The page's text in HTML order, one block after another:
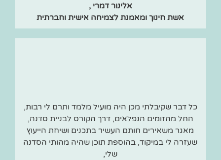
אלינור דמרי ,
אשת חינוך ומאמנת לצמיחה אישית וחברתית
כל דבר שקיבלתי מכן היה מועיל מלמד ותרם לי רבות,
החל מהזומים הנפלאים, דרך הקורס לבניית סדנה,
מאגר משאירים חותם העשיר בתכנים ושיחת הייעוץ
שעזרה לי במיקוד, בהוספת תוכן שהיה מהותי הסדנה
שלי,